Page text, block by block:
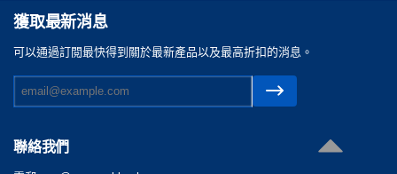
獲取最新消息
可以通過訂閲最快得到關於最新產品以及最高折扣的消息。
聯絡我們